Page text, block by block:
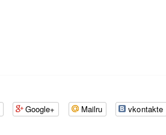
Google+ Mailru vkontakte